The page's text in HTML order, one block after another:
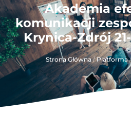
Akademia
komunikacji
Krynica-Zdrój
Strona Główna/Platforma